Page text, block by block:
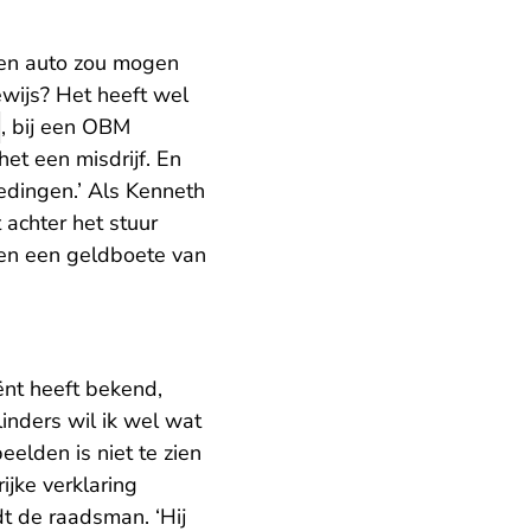
auto zou mogen
Het heeft wel
, bij een OBM
een misdrijf. En
Als Kenneth
het stuur
een geldboete van
heeft bekend,
wil ik wel wat
is niet te zien
verklaring
de raadsman. ‘Hij